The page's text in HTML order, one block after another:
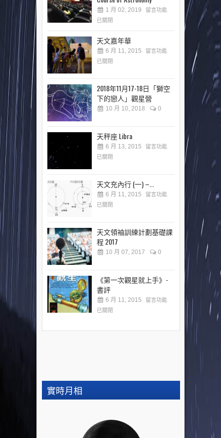
1 月 02, 2019
留言功能
已關閉
天文嘉年華
6 月 11, 2015
留言功能
已關閉
2018年11月17-18日「獅空
下的戀人」觀星營
10 月 10, 2018 0
天秤座 Libra
6 月 13, 2015
留言功能
已關閉
天文充內行 (一) –...
6 月 11, 2015
留言功能
已關閉
天文領袖訓練計劃基礎課
程 2017
10 月 07, 2017 0
《第一次觀星就上手》-
書評
6 月 11, 2015
留言功能
已關閉
實時月相